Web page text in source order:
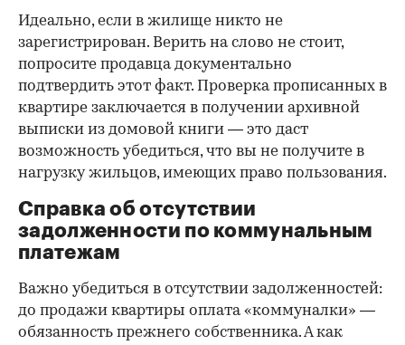
Идеально, если в жилище никто не
зарегистрирован. Верить на слово не стоит,
попросите продавца документально
подтвердить этот факт. Проверка прописанных в
квартире заключается в получении архивной
выписки из домовой книги — это даст
возможность убедиться, что вы не получите в
нагрузку жильцов, имеющих право пользования.
Справка об отсутствии
задолженности по коммунальным
платежам
Важно убедиться в отсутствии задолженностей:
до продажи квартиры оплата «коммуналки» —
обязанность прежнего собственника. А как